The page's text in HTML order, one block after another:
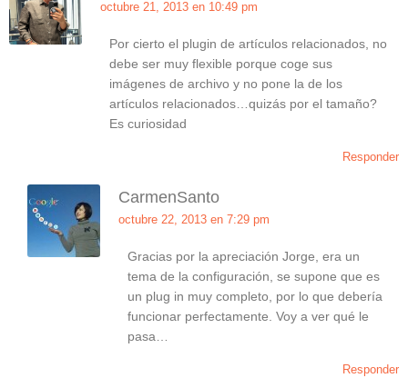
octubre 21, 2013 en 10:49 pm
Por cierto el plugin de artículos relacionados, no
debe ser muy flexible porque coge sus
imágenes de archivo y no pone la de los
artículos relacionados…quizás por el tamaño?
Es curiosidad
Responder
CarmenSanto
octubre 22, 2013 en 7:29 pm
Gracias por la apreciación Jorge, era un
tema de la configuración, se supone que es
un plug in muy completo, por lo que debería
funcionar perfectamente. Voy a ver qué le
pasa…
Responder